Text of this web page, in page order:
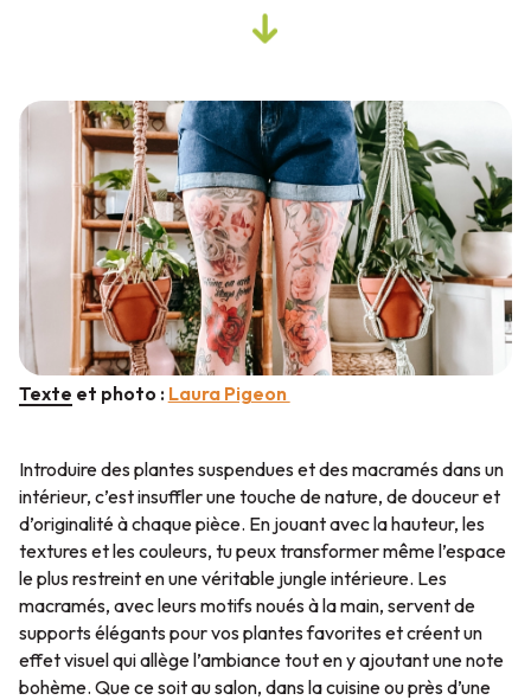
Texte et photo : Laura Pigeon
Introduire des plantes suspendues et des macramés dans un
intérieur, c’est insuffler une touche de nature, de douceur et
d’originalité à chaque pièce. En jouant avec la hauteur, les
textures et les couleurs, tu peux transformer même l’espace
le plus restreint en une véritable jungle intérieure. Les
macramés, avec leurs motifs noués à la main, servent de
supports élégants pour vos plantes favorites et créent un
effet visuel qui allège l’ambiance tout en y ajoutant une note
bohème. Que ce soit au salon, dans la cuisine ou près d’une